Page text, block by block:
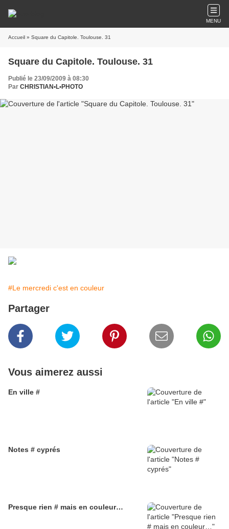
MENU
Accueil » Square du Capitole. Toulouse. 31
Square du Capitole. Toulouse. 31
Publié le 23/09/2009 à 08:30
Par CHRISTIAN•L•PHOTO
#Le mercredi c'est en couleur
Partager
Vous aimerez aussi
En ville #
Notes # cyprés
Presque rien # mais en couleur…